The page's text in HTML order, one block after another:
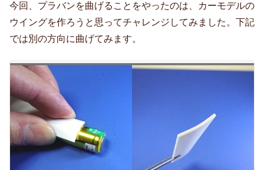
今回、プラバンを曲げることをやったのは、カーモデルの
ウイングを作ろうと思ってチャレンジしてみました。下記
では別の方向に曲げてみます。